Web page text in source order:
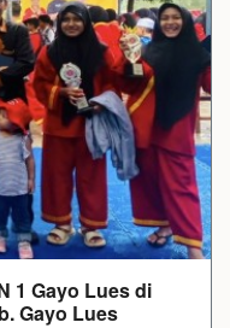
1 Gayo Lues di
Gayo Lues